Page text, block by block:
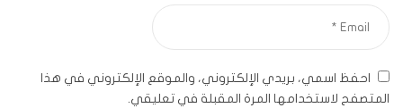
احفظ اسمي، بريدي الإلكتروني، والموقع الإلكتروني في هذا
المتصفح لاستخدامها المرة المقبلة في تعليقي.